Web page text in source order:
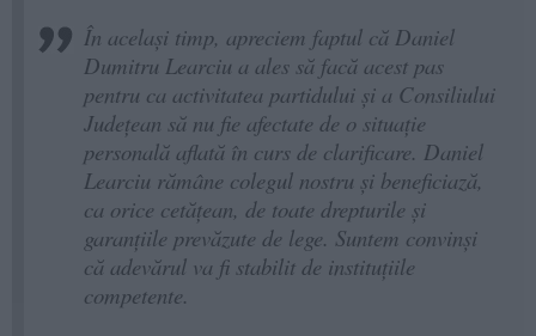
În același timp, apreciem faptul că Daniel
Dumitru Learciu a ales să facă acest pas
pentru ca activitatea partidului și a Consiliului
Județean să nu fie afectate de o situație
personală aflată în curs de clarificare. Daniel
Learciu rămâne colegul nostru și beneficiază,
ca orice cetățean, de toate drepturile și
garanțiile prevăzute de lege. Suntem convinși
că adevărul va fi stabilit de instituțiile
competente.